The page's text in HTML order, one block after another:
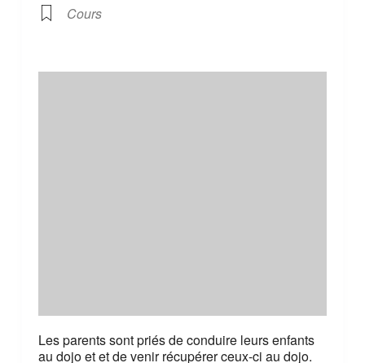
Cours
Les parents sont priés de conduire leurs enfants
au dojo et et de venir récupérer ceux-ci au dojo.